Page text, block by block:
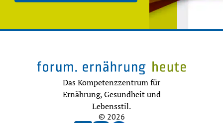
Das Kompetenzzentrum für
Ernährung, Gesundheit und
Lebensstil.
© 2026